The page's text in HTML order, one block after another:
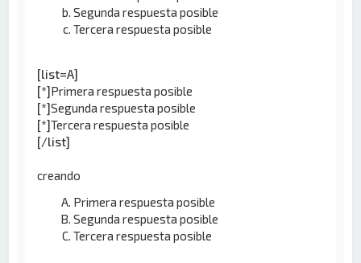
Segunda respuesta posible
Tercera respuesta posible
[list=A]
[*]Primera respuesta posible
[*]Segunda respuesta posible
[*]Tercera respuesta posible
[/list]
creando
Primera respuesta posible
Segunda respuesta posible
Tercera respuesta posible